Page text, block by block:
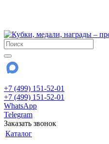
+7 (499) 151-52-01
+7 (499) 151-52-01
WhatsApp
Telegram
Заказать звонок
Каталог